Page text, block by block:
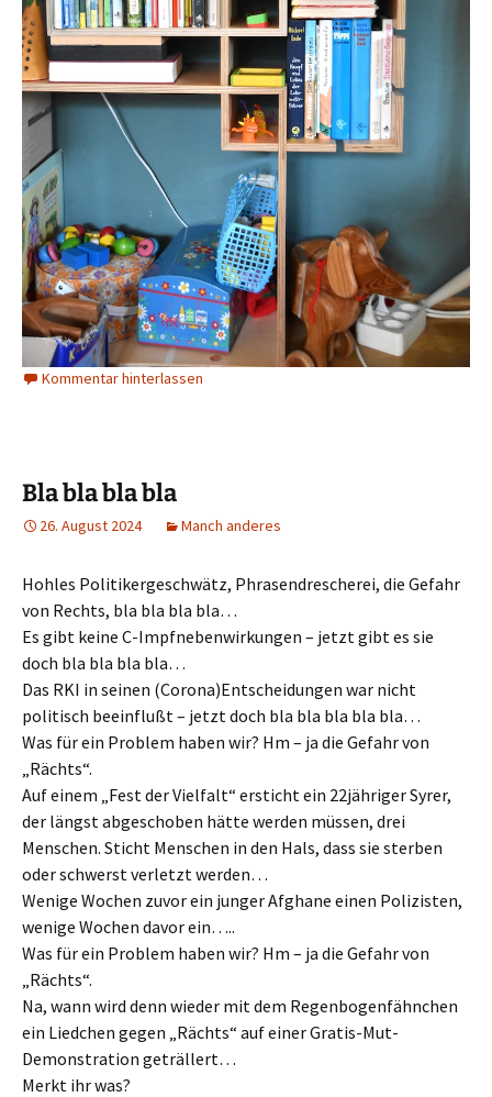
Kommentar hinterlassen
Bla bla bla bla
26. August 2024 Manch anderes
Hohles Politikergeschwätz, Phrasendrescherei, die Gefahr
von Rechts, bla bla bla bla…
Es gibt keine C-Impfnebenwirkungen – jetzt gibt es sie
doch bla bla bla bla…
Das RKI in seinen (Corona)Entscheidungen war nicht
politisch beeinflußt – jetzt doch bla bla bla bla bla…
Was für ein Problem haben wir? Hm – ja die Gefahr von
„Rächts“.
Auf einem „Fest der Vielfalt“ ersticht ein 22jähriger Syrer,
der längst abgeschoben hätte werden müssen, drei
Menschen. Sticht Menschen in den Hals, dass sie sterben
oder schwerst verletzt werden…
Wenige Wochen zuvor ein junger Afghane einen Polizisten,
wenige Wochen davor ein…..
Was für ein Problem haben wir? Hm – ja die Gefahr von
„Rächts“.
Na, wann wird denn wieder mit dem Regenbogenfähnchen
ein Liedchen gegen „Rächts“ auf einer Gratis-Mut-
Demonstration geträllert…
Merkt ihr was?